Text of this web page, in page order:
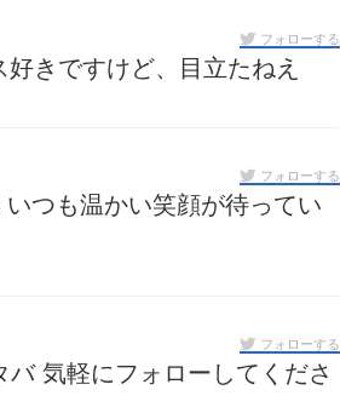
フォローする
きですけど、目立たねえ
フォローする
つも温かい笑顔が待ってい
フォローする
気軽にフォローしてくださ